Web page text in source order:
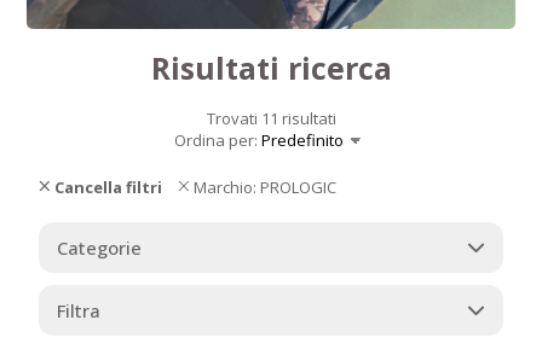
Risultati ricerca
Trovati 11 risultati
Ordina per:
Cancella filtri Marchio: PROLOGIC
Categorie
Filtra